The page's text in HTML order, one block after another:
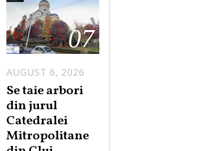
07
AUGUST 6, 2026
Se taie arbori
din jurul
Catedralei
Mitropolitane